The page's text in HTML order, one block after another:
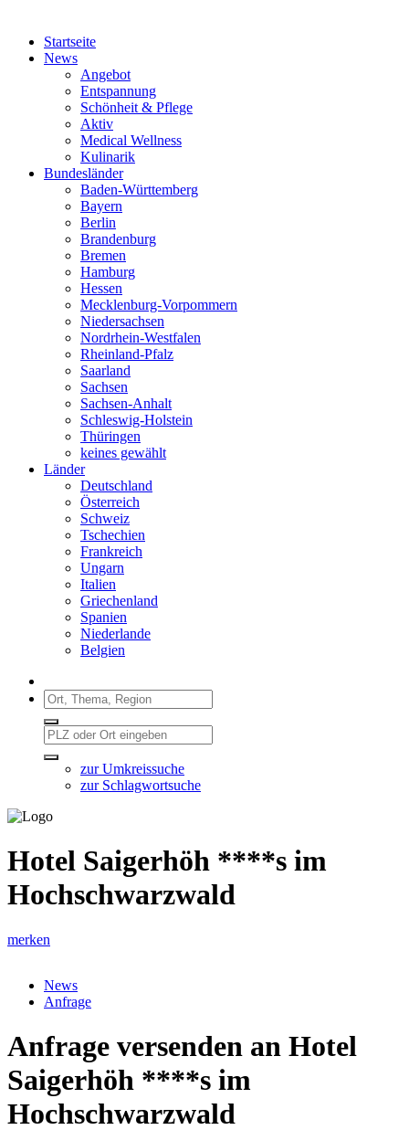
Startseite
News
Angebot
Entspannung
Schönheit & Pflege
Aktiv
Medical Wellness
Kulinarik
Bundesländer
Baden-Württemberg
Bayern
Berlin
Brandenburg
Bremen
Hamburg
Hessen
Mecklenburg-Vorpommern
Niedersachsen
Nordrhein-Westfalen
Rheinland-Pfalz
Saarland
Sachsen
Sachsen-Anhalt
Schleswig-Holstein
Thüringen
keines gewählt
Länder
Deutschland
Österreich
Schweiz
Tschechien
Frankreich
Ungarn
Italien
Griechenland
Spanien
Niederlande
Belgien
zur Umkreissuche
zur Schlagwortsuche
Hotel Saigerhöh ****s im
Hochschwarzwald
merken
News
Anfrage
Anfrage versenden an Hotel
Saigerhöh ****s im
Hochschwarzwald